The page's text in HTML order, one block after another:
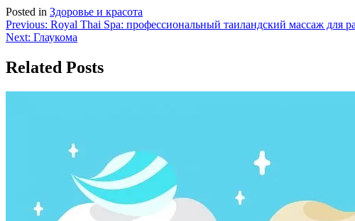
Posted in Здоровье и красота
Навигация
по
записям
Previous: Royal Thai Spa: профессиональный таиландский массаж для
Next: Глаукома
Related Posts